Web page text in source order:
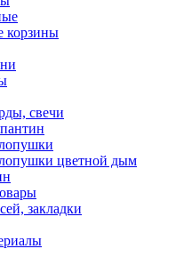
корзины
свечи
цветной дым
закладки